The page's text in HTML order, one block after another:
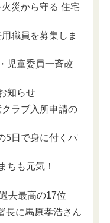
災から守る 住宅
職員を募集しま
児童委員一斉改
知らせ
ラブ入所申請の
5日で身に付くパ
ちも元気！
去最高の17位
に馬原孝浩さん